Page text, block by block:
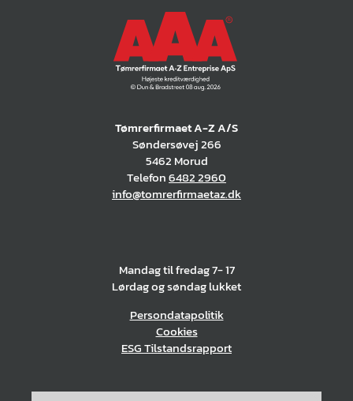
Tømrerfirmaet A-Z A/S
Søndersøvej 266
5462 Morud
Telefon6482 2960
info@tomrerfirmaetaz.dk
Mandag til fredag 7- 17
Lørdag og søndag lukket
Persondatapolitik
Cookies
ESG Tilstandsrapport